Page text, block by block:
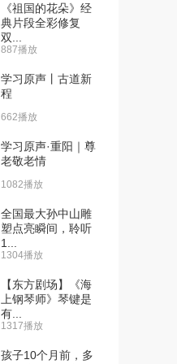
《祖国的花朵》经
典片段全彩修复
双...
887播放
学习原声丨古道新
程
662播放
学习原声·重阳｜尊
老敬老情
1082播放
全国最大孙中山雕
塑点亮瞬间，聆听
1...
1304播放
【东方剧场】《海
上钢琴师》琴键是
有...
1317播放
孩子10个月前，多